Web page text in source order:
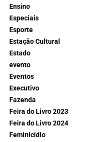
Ensino
Especiais
Esporte
Estação Cultural
Estado
evento
Eventos
Executivo
Fazenda
Feira do Livro 2023
Feira do Livro 2024
Feminicídio